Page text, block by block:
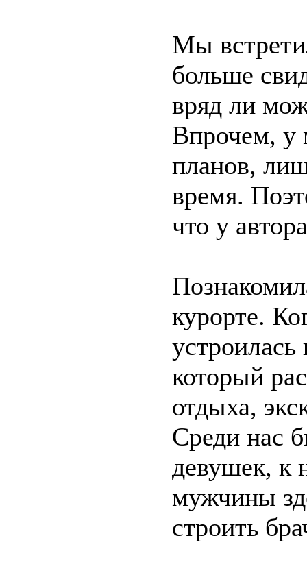
Мы
больше
вряд ли
Впрочем, у
планов,
время.
что у
курорте.
устроилась
который
отдыха,
Среди нас
девушек, к
мужчины
строить